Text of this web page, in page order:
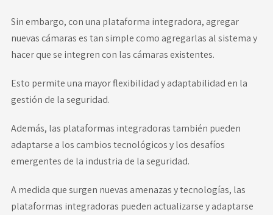
Sin embargo, con una plataforma integradora, agregar
nuevas cámaras es tan simple como agregarlas al sistema y
hacer que se integren con las cámaras existentes.
Esto permite una mayor flexibilidad y adaptabilidad en la
gestión de la seguridad.
Además, las plataformas integradoras también pueden
adaptarse a los cambios tecnológicos y los desafíos
emergentes de la industria de la seguridad.
A medida que surgen nuevas amenazas y tecnologías, las
plataformas integradoras pueden actualizarse y adaptarse